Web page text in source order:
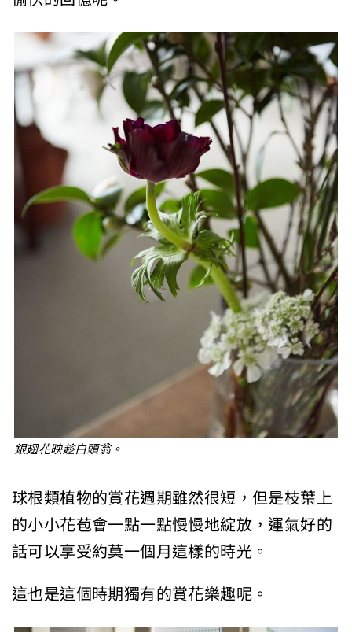
銀翅花映趁白頭翁。
球根類植物的賞花週期雖然很短，但是枝葉上
的小小花苞會一點一點慢慢地綻放，運氣好的
話可以享受約莫一個月這樣的時光。
這也是這個時期獨有的賞花樂趣呢。